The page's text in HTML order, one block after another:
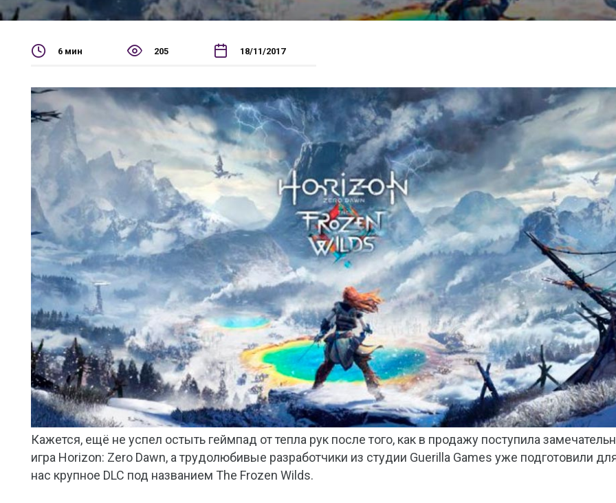
6 мин 205 18/11/2017
Кажется, ещё не успел остыть геймпад от тепла рук после того, как в продажу поступила
игра Horizon: Zero Dawn, а трудолюбивые разработчики из студии Guerilla Games уже подготовили
нас крупное DLC под названием The Frozen Wilds.